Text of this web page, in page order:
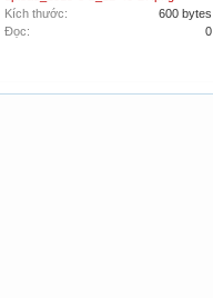
Kích thước:
600 bytes
Đọc:
0